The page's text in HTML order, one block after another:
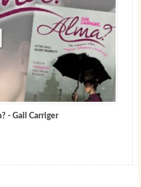
- Gail Carriger